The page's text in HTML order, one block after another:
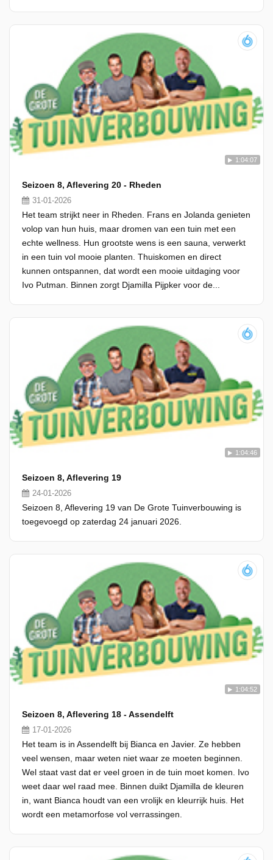
1:04:07
Seizoen 8, Aflevering 20 - Rheden
31-01-2026
Het team strijkt neer in Rheden. Frans en Jolanda genieten
volop van hun huis, maar dromen van een tuin met een
echte wellness. Hun grootste wens is een sauna, verwerkt
in een tuin vol mooie planten. Thuiskomen en direct
kunnen ontspannen, dat wordt een mooie uitdaging voor
Ivo Putman. Binnen zorgt Djamilla Pijpker voor de...
1:04:46
Seizoen 8, Aflevering 19
24-01-2026
Seizoen 8, Aflevering 19 van De Grote Tuinverbouwing is
toegevoegd op zaterdag 24 januari 2026.
1:04:52
Seizoen 8, Aflevering 18 - Assendelft
17-01-2026
Het team is in Assendelft bij Bianca en Javier. Ze hebben
veel wensen, maar weten niet waar ze moeten beginnen.
Wel staat vast dat er veel groen in de tuin moet komen. Ivo
weet daar wel raad mee. Binnen duikt Djamilla de kleuren
in, want Bianca houdt van een vrolijk en kleurrijk huis. Het
wordt een metamorfose vol verrassingen.